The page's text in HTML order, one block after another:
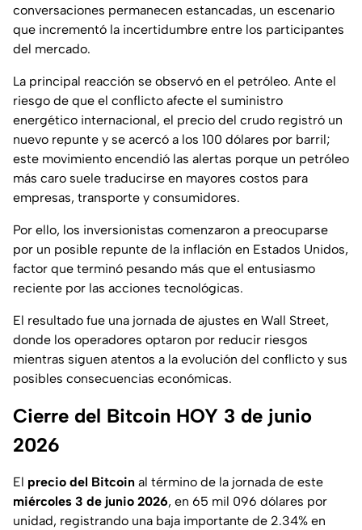
conversaciones permanecen estancadas, un escenario
que incrementó la incertidumbre entre los participantes
del mercado.
La principal reacción se observó en el petróleo. Ante el
riesgo de que el conflicto afecte el suministro
energético internacional, el precio del crudo registró un
nuevo repunte y se acercó a los 100 dólares por barril;
este movimiento encendió las alertas porque un petróleo
más caro suele traducirse en mayores costos para
empresas, transporte y consumidores.
Por ello, los inversionistas comenzaron a preocuparse
por un posible repunte de la inflación en Estados Unidos,
factor que terminó pesando más que el entusiasmo
reciente por las acciones tecnológicas.
El resultado fue una jornada de ajustes en Wall Street,
donde los operadores optaron por reducir riesgos
mientras siguen atentos a la evolución del conflicto y sus
posibles consecuencias económicas.
Cierre del Bitcoin HOY 3 de junio
2026
El precio del Bitcoin al término de la jornada de este
miércoles 3 de junio 2026, en 65 mil 096 dólares por
unidad, registrando una baja importante de 2.34% en